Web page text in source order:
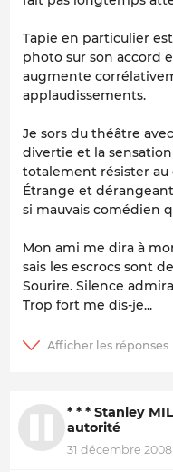
Tapie en particulier
photo sur son accord
augmente
applaudissements.
Je sors du théâtre
divertie et la
totalement résister
Étrange et
si mauvais comédien
Mon ami me dira à
sais les escrocs sont
Sourire. Silence
Trop fort me dis-je...
* * * Stanley
autorité
31 décembre 2008